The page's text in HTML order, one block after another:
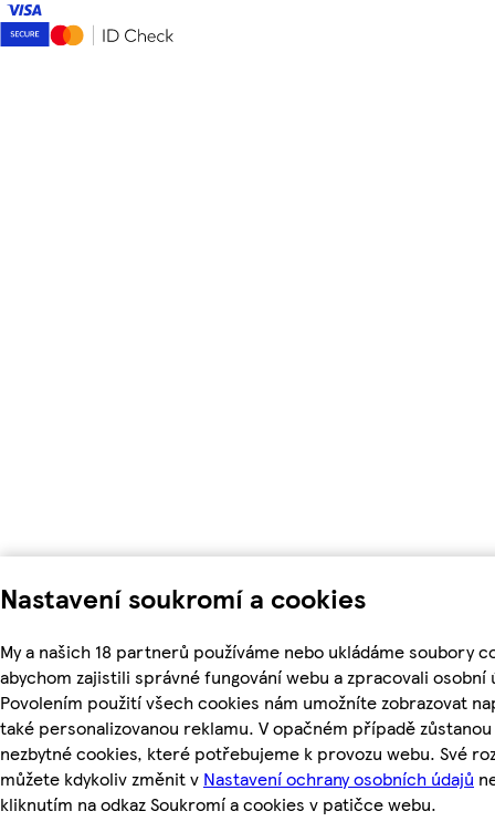
Nastavení soukromí a cookies
My a našich 18 partnerů používáme nebo ukládáme soubory
abychom zajistili správné fungování webu a zpracovali osobní
Povolením použití všech cookies nám umožníte zobrazovat
také personalizovanou reklamu. V opačném případě
nezbytné cookies, které potřebujeme k provozu webu. Své
můžete kdykoliv změnit v Nastavení ochrany osobních údajů
kliknutím na odkaz Soukromí a cookies v patičce webu.